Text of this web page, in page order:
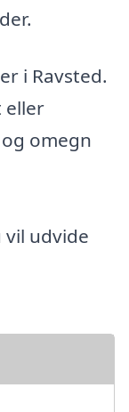
i Ravsted.
eller
omegn
udvide